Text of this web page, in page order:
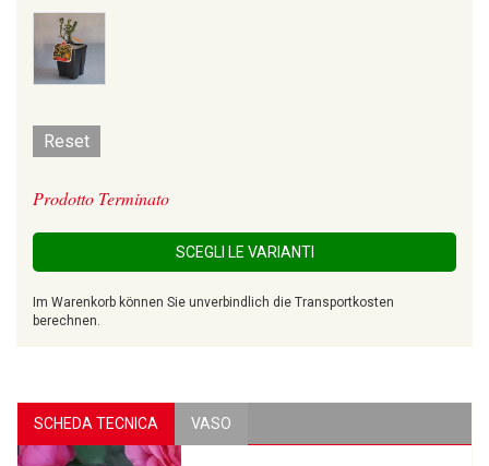
Reset
Prodotto Terminato
SCEGLI LE VARIANTI
Im Warenkorb können Sie unverbindlich die Transportkosten
berechnen.
SCHEDA TECNICA VASO